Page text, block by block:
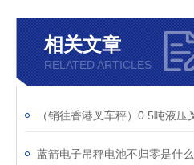
相关文章
RELATED ARTICLES